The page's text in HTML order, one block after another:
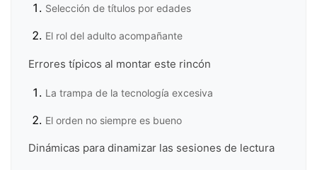
Selección de títulos por edades
El rol del adulto acompañante
Errores típicos al montar este rincón
La trampa de la tecnología excesiva
El orden no siempre es bueno
Dinámicas para dinamizar las sesiones de lectura